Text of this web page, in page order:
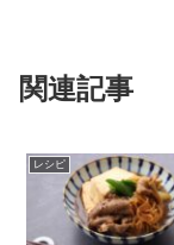
関連記事
レシピ